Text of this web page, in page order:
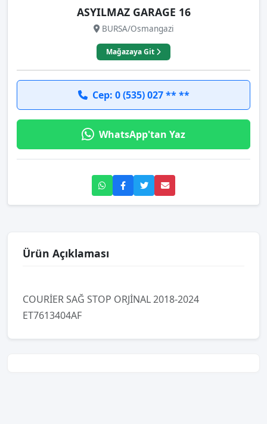
ASYILMAZ GARAGE 16
BURSA/Osmangazi
Mağazaya Git
Cep: 0 (535) 027 ** **
WhatsApp'tan Yaz
Ürün Açıklaması
COURİER SAĞ STOP ORJİNAL 2018-2024
ET7613404AF